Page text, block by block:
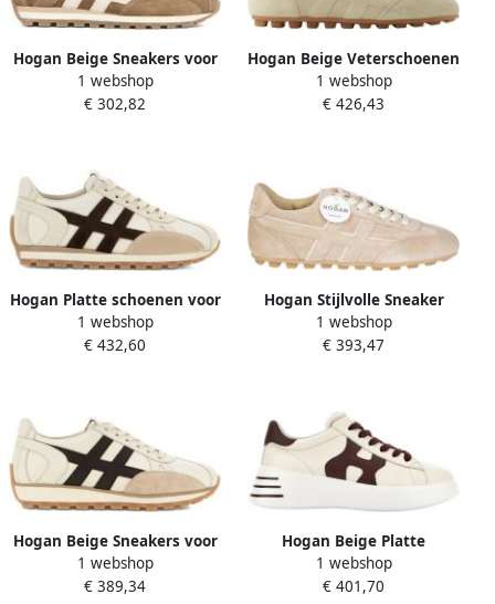
Hogan Beige Sneakers voor
Vrouwen
1 webshop
€ 302,82
Hogan Beige Veterschoenen
voor dames
1 webshop
€ 426,43
Hogan Platte schoenen voor
vrouwen
1 webshop
€ 432,60
Hogan Stijlvolle Sneaker
voor nen en
1 webshop
€ 393,47
Hogan Beige Sneakers voor
nen en
1 webshop
€ 389,34
Hogan Beige Platte
Schoenen voor Vrouwen
1 webshop
€ 401,70